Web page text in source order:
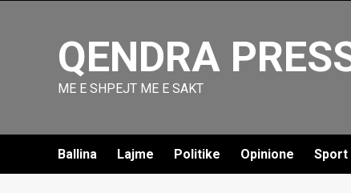
QENDRA
ME E SHPEJT ME E SAKT
Ballina Lajme Politike Opinione Sport